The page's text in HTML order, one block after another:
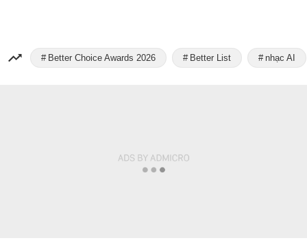
Better Choice Awards 2026 Better List nhạc AI